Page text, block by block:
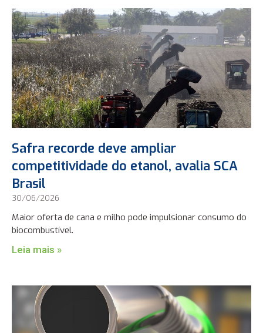
Safra recorde deve ampliar
competitividade do etanol, avalia SCA
Brasil
30/06/2026
Maior oferta de cana e milho pode impulsionar consumo do
biocombustível.
Leia mais »